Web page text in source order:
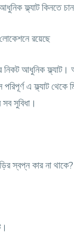
ফ্ল্যাট কিনতে
রয়েছে
আধুনিক ফ্ল্যাট।
এ ফ্ল্যাট থেকে
সব সুবিধা।
স্বপ্ন কার না